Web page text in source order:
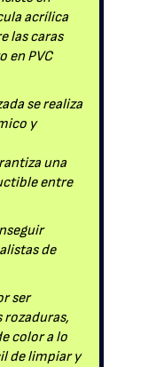
acrílica
las caras
en PVC
se realiza
y
una
entre
de
ser
rozaduras,
color a lo
de limpiar y